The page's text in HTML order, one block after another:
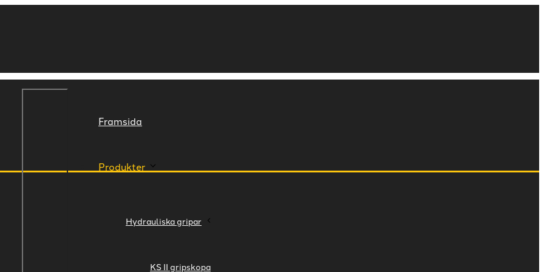
Framsida
Produkter
Hydrauliska gripar
KS II gripskopa